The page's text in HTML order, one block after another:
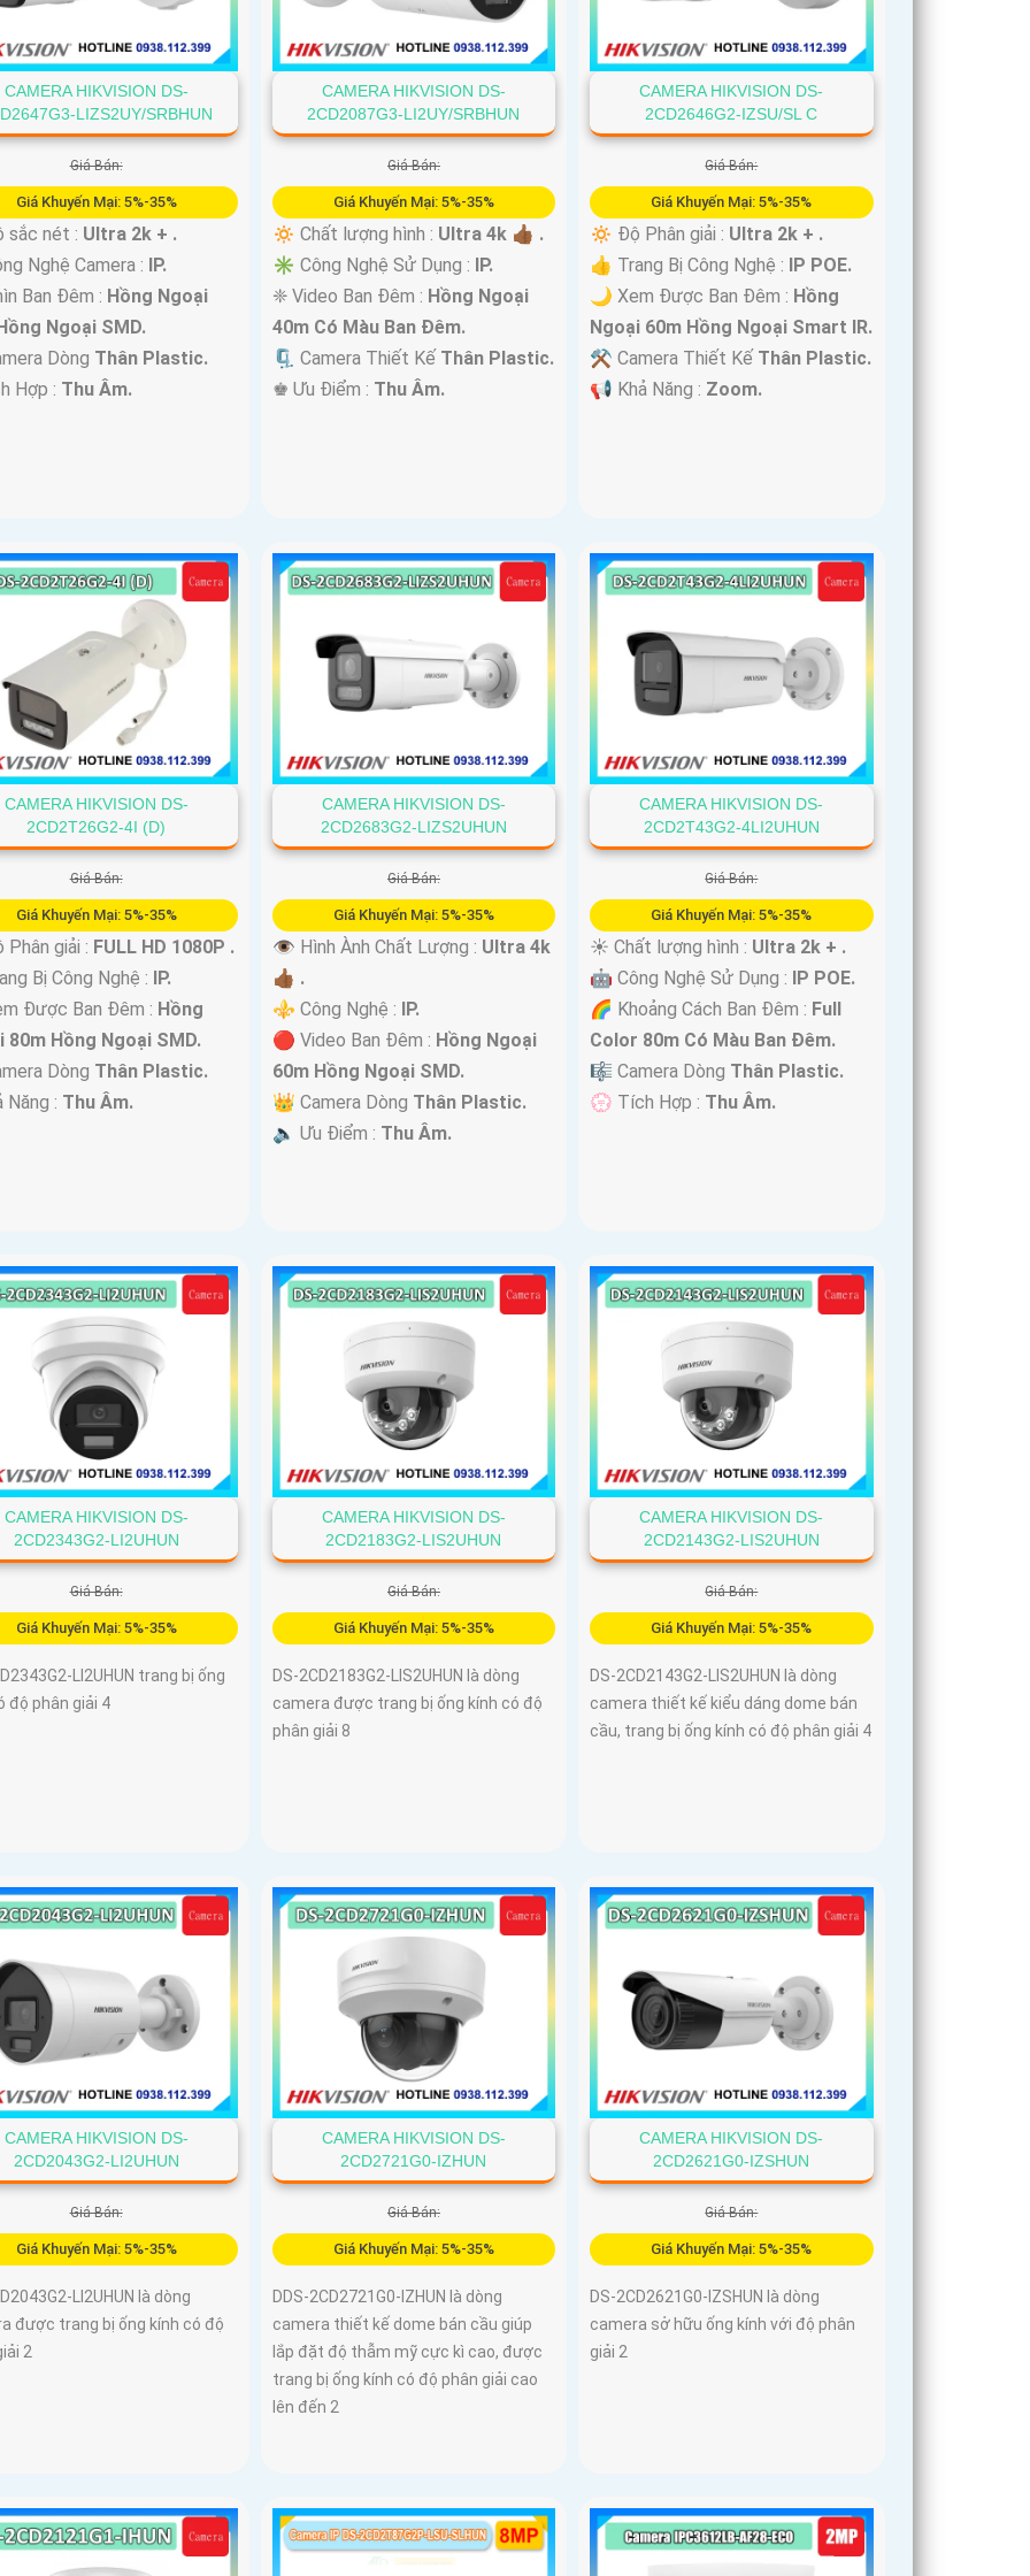
CAMERA HIKVISION DS-
LIZS2UY/SRBHUN
Giá Bán:
Giá Khuyến Mại: 5%-35%
sắc nét : Ultra 2k + .
Nghệ Camera : IP.
Ban Đêm : Hồng Ngoại
Ngoại SMD.
Dòng Thân Plastic.
Hợp : Thu Âm.
CAMERA HIKVISION DS-
2CD2087G3-LI2UY/SRBHUN
Giá Bán:
Giá Khuyến Mại: 5%-35%
🔅 Chất lượng hình : Ultra 4k 👍🏾 .
✳️ Công Nghệ Sử Dụng : IP.
❈ Video Ban Đêm : Hồng Ngoại
40m Có Màu Ban Ðêm.
🗜️ Camera Thiết Kế Thân Plastic.
️♚ Ưu Điểm : Thu Âm.
CAMERA HIKVISION DS-
2CD2646G2-IZSU/SL C
Giá Bán:
Giá Khuyến Mại: 5%-35%
🔅 Độ Phân giải : Ultra 2k + .
👍 Trang Bị Công Nghệ : IP POE.
🌙 Xem Được Ban Đêm : Hồng
Ngoại 60m Hồng Ngoại Smart IR.
⚒ Camera Thiết Kế Thân Plastic.
️📢 Khả Năng : Zoom.
CAMERA HIKVISION DS-
2CD2T26G2-4I (D)
Giá Bán:
Giá Khuyến Mại: 5%-35%
giải : FULL HD 1080P .
Bị Công Nghệ : IP.
Được Ban Đêm : Hồng
80m Hồng Ngoại SMD.
Dòng Thân Plastic.
Năng : Thu Âm.
CAMERA HIKVISION DS-
2CD2683G2-LIZS2UHUN
Giá Bán:
Giá Khuyến Mại: 5%-35%
👁 Hình Ành Chất Lượng : Ultra 4k
👍🏾 .
⚜️ Công Nghệ : IP.
🔴 Video Ban Đêm : Hồng Ngoại
60m Hồng Ngoại SMD.
👑 Camera Dòng Thân Plastic.
️🔈 Ưu Điểm : Thu Âm.
CAMERA HIKVISION DS-
2CD2T43G2-4LI2UHUN
Giá Bán:
Giá Khuyến Mại: 5%-35%
☀️ Chất lượng hình : Ultra 2k + .
🤖️ Công Nghệ Sử Dụng : IP POE.
🌈 Khoảng Cách Ban Đêm : Full
Color 80m Có Màu Ban Ðêm.
🎼️ Camera Dòng Thân Plastic.
️💮 Tích Hợp : Thu Âm.
CAMERA HIKVISION DS-
2CD2343G2-LI2UHUN
Giá Bán:
Giá Khuyến Mại: 5%-35%
LI2UHUN trang bị ống
độ phân giải 4
CAMERA HIKVISION DS-
2CD2183G2-LIS2UHUN
Giá Bán:
Giá Khuyến Mại: 5%-35%
DS-2CD2183G2-LIS2UHUN là dòng
camera được trang bị ống kính có độ
phân giải 8
CAMERA HIKVISION DS-
2CD2143G2-LIS2UHUN
Giá Bán:
Giá Khuyến Mại: 5%-35%
DS-2CD2143G2-LIS2UHUN là dòng
camera thiết kế kiểu dáng dome bán
cầu, trang bị ống kính có độ phân giải 4
CAMERA HIKVISION DS-
2CD2043G2-LI2UHUN
Giá Bán:
Giá Khuyến Mại: 5%-35%
LI2UHUN là dòng
được trang bị ống kính có độ
2
CAMERA HIKVISION DS-
2CD2721G0-IZHUN
Giá Bán:
Giá Khuyến Mại: 5%-35%
DDS-2CD2721G0-IZHUN là dòng
camera thiết kế dome bán cầu giúp
lắp đặt độ thẫm mỹ cực kì cao, được
trang bị ống kính có độ phân giải cao
lên đến 2
CAMERA HIKVISION DS-
2CD2621G0-IZSHUN
Giá Bán:
Giá Khuyến Mại: 5%-35%
DS-2CD2621G0-IZSHUN là dòng
camera sở hữu ống kính với độ phân
giải 2